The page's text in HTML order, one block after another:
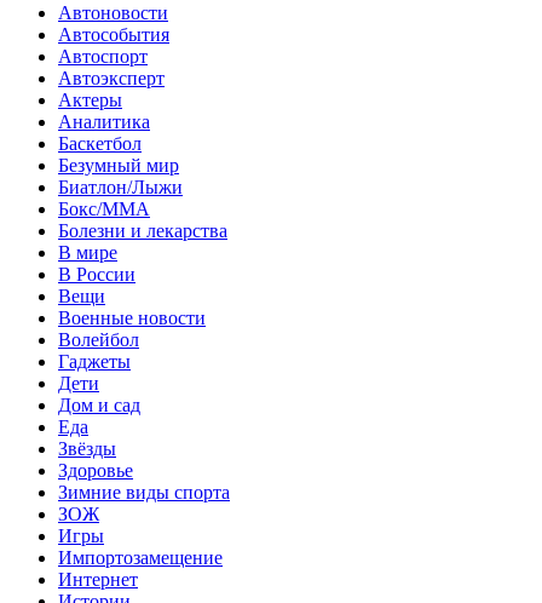
Автоновости
Автособытия
Автоспорт
Автоэксперт
Актеры
Аналитика
Баскетбол
Безумный мир
Биатлон/Лыжи
Бокс/MMA
Болезни и лекарства
В мире
В России
Вещи
Военные новости
Волейбол
Гаджеты
Дети
Дом и сад
Еда
Звёзды
Здоровье
Зимние виды спорта
ЗОЖ
Игры
Импортозамещение
Интернет